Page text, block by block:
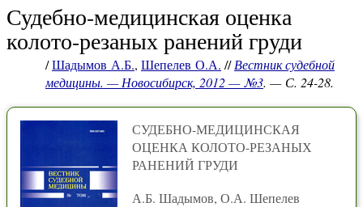
Судебно-медицинская оценка
колото-резаных ранений груди
/Шадымов А.Б., Шепелев О.А. //Вестник судебной
медицины. — Новосибирск, 2012 — №3. — С. 24-28.
СУДЕБНО-МЕДИЦИНСКАЯ
ОЦЕНКА КОЛОТО-РЕЗАНЫХ
РАНЕНИЙ ГРУДИ
А.Б. Шадымов, О.А. Шепелев